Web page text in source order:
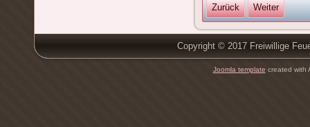
Zurück Weiter
Copyright © 2017 Freiwillige
Joomla template created with